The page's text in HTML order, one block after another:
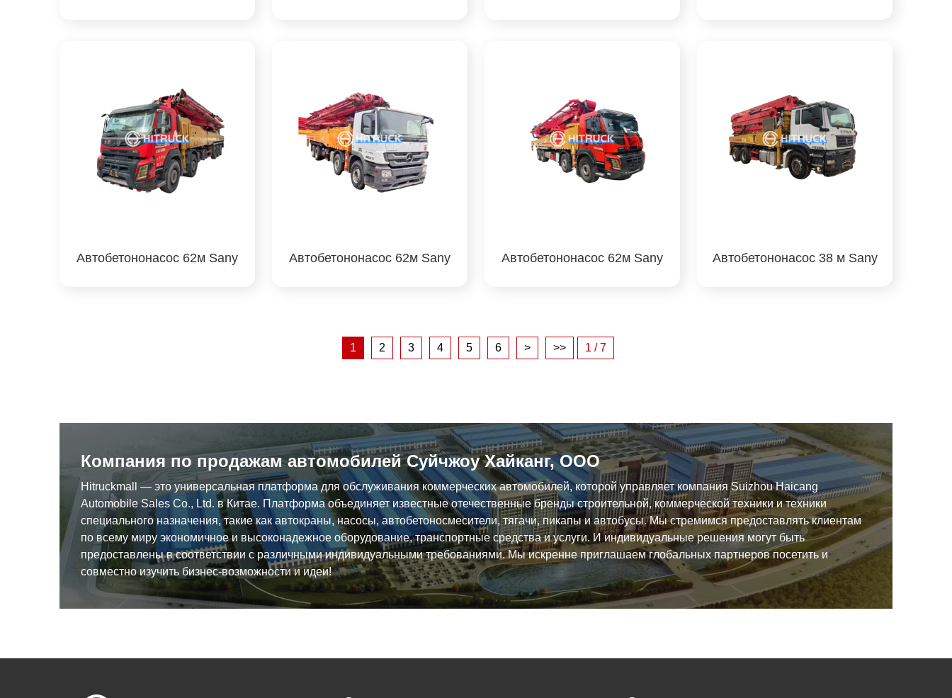
Автобетононасос 62м Sany Автобетононасос 62м Sany Автобетононасос 62м Sany Автобетононасос 38 м Sany
1 2 3 4 5 6 > >> 1 / 7
Компания по продажам автомобилей Суйчжоу Хайканг, ООО
Hitruckmall — это универсальная платформа для обслуживания коммерческих автомобилей, которой управляет компания Suizhou Haicang
Automobile Sales Co., Ltd. в Китае. Платформа объединяет известные отечественные бренды строительной, коммерческой техники и техники
специального назначения, такие как автокраны, насосы, автобетоносмесители, тягачи, пикапы и автобусы. Мы стремимся предоставлять клиентам
по всему миру экономичное и высоконадежное оборудование, транспортные средства и услуги. И индивидуальные решения могут быть
предоставлены в соответствии с различными индивидуальными требованиями. Мы искренне приглашаем глобальных партнеров посетить и
совместно изучить бизнес-возможности и идеи!